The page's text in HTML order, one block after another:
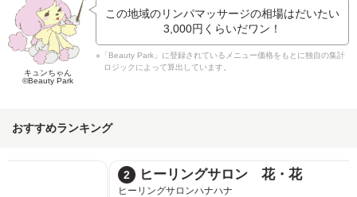
キュンちゃん
©Beauty Park
この地域のリンパマッサージの相場はだいたい
3,000円 くらいだワン！
※「Beauty Park」に登録されているメニュー価格をもとに独自の集計
ロジックによって算出しています。
おすすめランキング
ヒーリングサロン 花・花
ヒーリングサロンハナハナ